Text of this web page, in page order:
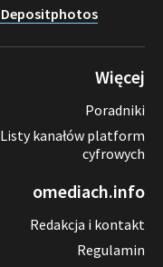
Więcej
Poradniki
Listy kanałów platform
cyfrowych
omediach.info
Redakcja i kontakt
Regulamin